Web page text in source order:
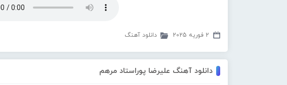
2 فوریه 2025 دانلود آهنگ
دانلود آهنگ علیرضا پوراستاد مرهم